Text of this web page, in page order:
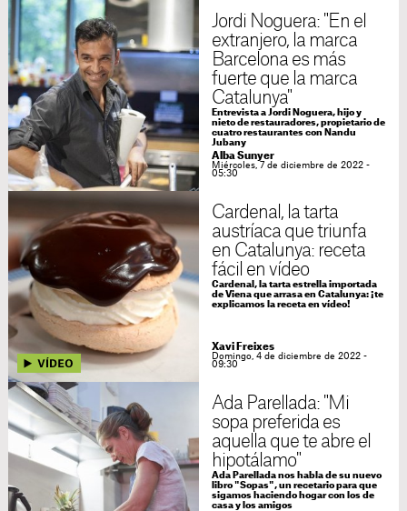
Jordi Noguera: "En el
extranjero, la marca
Barcelona es más
fuerte que la marca
Catalunya"
Entrevista a Jordi Noguera, hijo y
nieto de restauradores, propietario de
cuatro restaurantes con Nandu
Jubany
Alba Sunyer
Miércoles, 7 de diciembre de 2022 -
05:30
Cardenal, la tarta
austríaca que triunfa
en Catalunya: receta
fácil en vídeo
Cardenal, la tarta estrella importada
de Viena que arrasa en Catalunya: ¡te
explicamos la receta en vídeo!
Xavi Freixes
Domingo, 4 de diciembre de 2022 -
09:30
Ada Parellada: "Mi
sopa preferida es
aquella que te abre el
hipotálamo"
Ada Parellada nos habla de su nuevo
libro "Sopas", un recetario para que
sigamos haciendo hogar con los de
casa y los amigos